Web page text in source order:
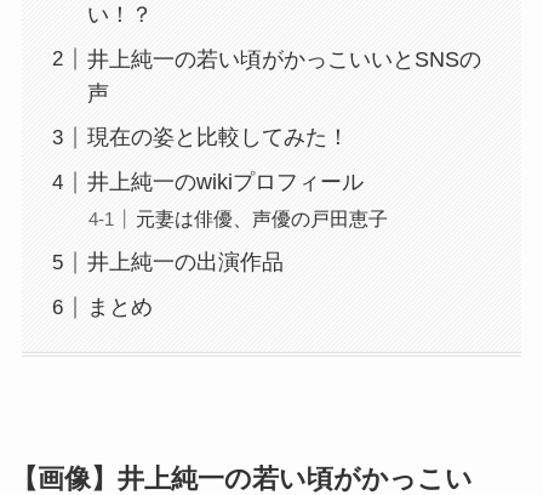
い！？
井上純一の若い頃がかっこいいとSNSの
声
現在の姿と比較してみた！
井上純一のwikiプロフィール
元妻は俳優、声優の戸田恵子
井上純一の出演作品
まとめ
【画像】井上純一の若い頃がかっこい